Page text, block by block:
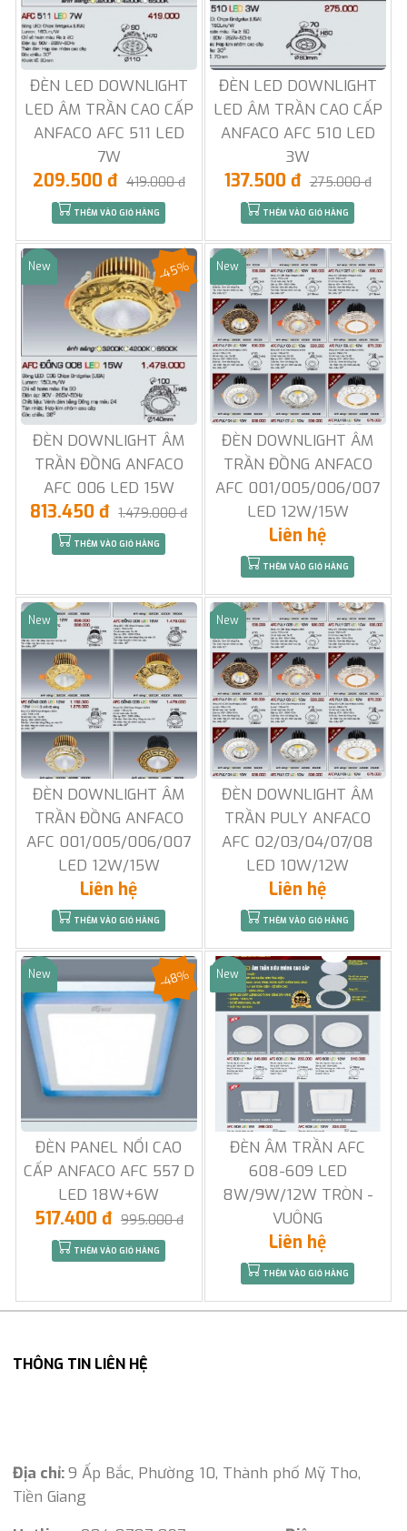
ĐÈN LED DOWNLIGHT
LED ÂM TRẦN CAO CẤP
ANFACO AFC 511 LED
7W
209.500 đ 419.000 đ
THÊM VÀO GIỎ HÀNG
ĐÈN LED DOWNLIGHT
LED ÂM TRẦN CAO CẤP
ANFACO AFC 510 LED
3W
137.500 đ 275.000 đ
THÊM VÀO GIỎ HÀNG
Sale
New
ĐÈN DOWNLIGHT ÂM
TRẦN ĐỒNG ANFACO
AFC 006 LED 15W
-45%
813.450 đ 1.479.000 đ
THÊM VÀO GIỎ HÀNG
Sale
New
ĐÈN DOWNLIGHT ÂM
TRẦN ĐỒNG ANFACO
AFC 001/005/006/007
LED 12W/15W
Liên hệ
THÊM VÀO GIỎ HÀNG
Sale
New
ĐÈN DOWNLIGHT ÂM
TRẦN ĐỒNG ANFACO
AFC 001/005/006/007
LED 12W/15W
Liên hệ
THÊM VÀO GIỎ HÀNG
Sale
New
ĐÈN DOWNLIGHT ÂM
TRẦN PULY ANFACO
AFC 02/03/04/07/08
LED 10W/12W
Liên hệ
THÊM VÀO GIỎ HÀNG
Sale
New
ĐÈN PANEL NỔI CAO
CẤP ANFACO AFC 557 D
LED 18W+6W
-48%
517.400 đ 995.000 đ
THÊM VÀO GIỎ HÀNG
Sale
New
ĐÈN ÂM TRẦN AFC
608-609 LED
8W/9W/12W TRÒN -
VUÔNG
Liên hệ
THÊM VÀO GIỎ HÀNG
THÔNG TIN LIÊN HỆ
Địa chỉ:9 Ấp Bắc, Phường 10, Thành phố Mỹ Tho,
Tiền Giang